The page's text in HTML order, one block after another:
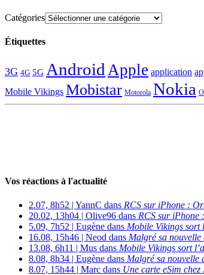
Catégories
Étiquettes
3G 4G 5G Android Apple application
Mobile Vikings Mobistar Motorola Nokia
Vos réactions à l'actualité
2.07, 8h52 | YannC dans RCS sur iPhone :
20.02, 13h04 | Olive96 dans RCS sur
5.09, 7h52 | Eugène dans Mobile Vikings sort
16.08, 15h46 | Neod dans Malgré sa
13.08, 6h11 | Mus dans Mobile Vikings sort
8.08, 8h34 | Eugène dans Malgré sa nouvelle
8.07, 15h44 | Marc dans Une carte eSim